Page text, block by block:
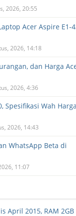
2026, 20:55
Acer Aspire E1-
2026, 14:18
dan Harga
2026, 4:36
Spesifikasi Wah Harga
2026, 14:43
WhatsApp Beta di
11:07
April 2015, RAM